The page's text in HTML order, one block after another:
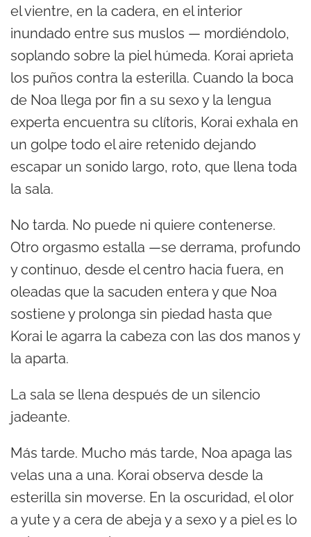
el vientre, en la cadera, en el interior
inundado entre sus muslos — mordiéndolo,
soplando sobre la piel húmeda. Korai aprieta
los puños contra la esterilla. Cuando la boca
de Noa llega por fin a su sexo y la lengua
experta encuentra su clítoris, Korai exhala en
un golpe todo el aire retenido dejando
escapar un sonido largo, roto, que llena toda
la sala.
No tarda. No puede ni quiere contenerse.
Otro orgasmo estalla —se derrama, profundo
y continuo, desde el centro hacia fuera, en
oleadas que la sacuden entera y que Noa
sostiene y prolonga sin piedad hasta que
Korai le agarra la cabeza con las dos manos y
la aparta.
La sala se llena después de un silencio
jadeante.
Más tarde. Mucho más tarde, Noa apaga las
velas una a una. Korai observa desde la
esterilla sin moverse. En la oscuridad, el olor
a yute y a cera de abeja y a sexo y a piel es lo